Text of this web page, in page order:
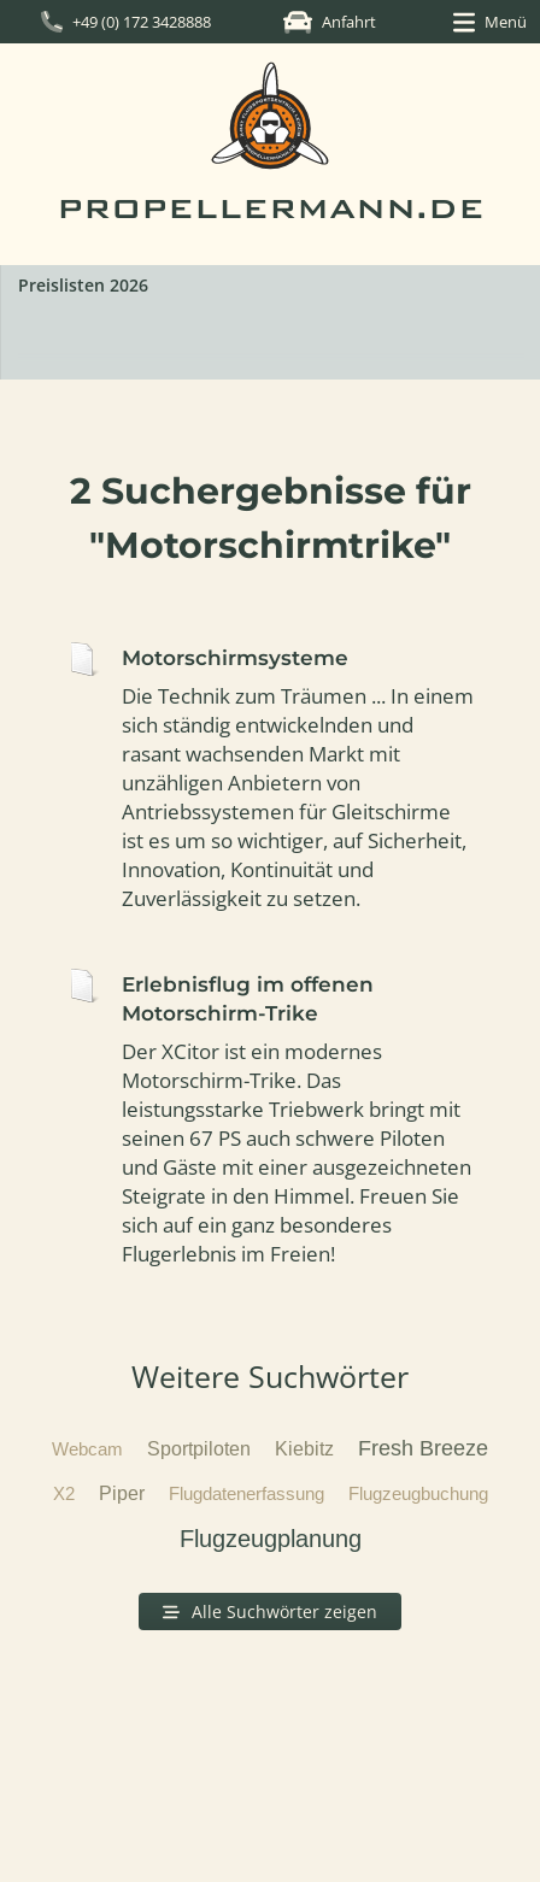
+49 (0) 172 3428888 Anfahrt Menü
PROPELLERMANN.DE
Preislisten 2026
2 Suchergebnisse für
"Motorschirmtrike"
Motorschirmsysteme
Die Technik zum Träumen ... In einem
sich ständig entwickelnden und
rasant wachsenden Markt mit
unzähligen Anbietern von
Antriebssystemen für Gleitschirme
ist es um so wichtiger, auf Sicherheit,
Innovation, Kontinuität und
Zuverlässigkeit zu setzen.
Erlebnisflug im offenen
Motorschirm-Trike
Der XCitor ist ein modernes
Motorschirm-Trike. Das
leistungsstarke Triebwerk bringt mit
seinen 67 PS auch schwere Piloten
und Gäste mit einer ausgezeichneten
Steigrate in den Himmel. Freuen Sie
sich auf ein ganz besonderes
Flugerlebnis im Freien!
Weitere Suchwörter
Webcam Sportpiloten Kiebitz Fresh Breeze
X2 Piper Flugdatenerfassung Flugzeugbuchung
Flugzeugplanung
Alle Suchwörter zeigen